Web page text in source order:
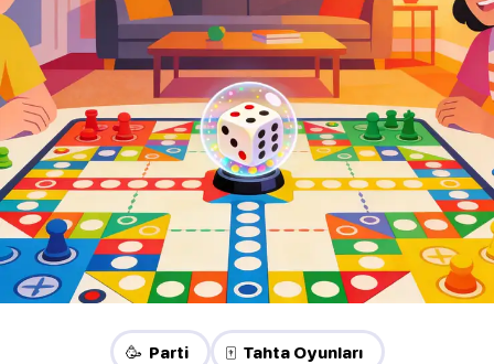
🥳 Parti 🀄 Tahta Oyunları